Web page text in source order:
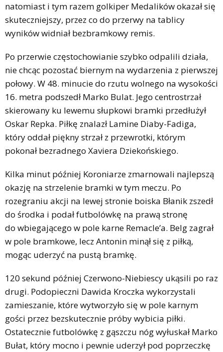
natomiast i tym razem golkiper Medalików okazał się
skuteczniejszy, przez co do przerwy na tablicy
wyników widniał bezbramkowy remis.
Po przerwie częstochowianie szybko odpalili działa,
nie chcąc pozostać biernym na wydarzenia z pierwszej
połowy. W 48. minucie do rzutu wolnego na wysokości
16. metra podszedł Marko Bulat. Jego centrostrzał
skierowany ku lewemu słupkowi bramki przedłużył
Oskar Repka. Piłkę znalazł Lamine Diaby-Fadiga,
który oddał piękny strzał z przewrotki, którym
pokonał bezradnego Xaviera Dziekońskiego.
Kilka minut później Koroniarze zmarnowali najlepszą
okazję na strzelenie bramki w tym meczu. Po
rozegraniu akcji na lewej stronie boiska Błanik zszedł
do środka i podał futbolówkę na prawą stronę
do wbiegającego w pole karne Remacle’a. Belg zagrał
w pole bramkowe, lecz Antonin minął się z piłką,
mogąc uderzyć na pustą bramkę.
120 sekund później Czerwono-Niebiescy ukąsili po raz
drugi. Podopieczni Dawida Kroczka wykorzystali
zamieszanie, które wytworzyło się w pole karnym
gości przez bezskutecznie próby wybicia piłki.
Ostatecznie futbolówkę z gąszczu nóg wyłuskał Marko
Bułat, który mocno i pewnie uderzył pod poprzeczkę